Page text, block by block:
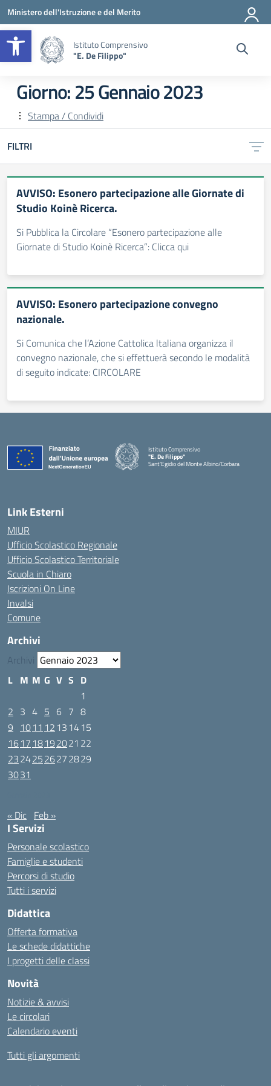
Apri la barra degli strumenti
Vai ai contenuti
Vai al menu di navigazione
Vai al footer
Ministero dell'Istruzione e del Merito
Istituto Comprensivo
"E. De Filippo"
Giorno:25 Gennaio 2023
Stampa / Condividi
FILTRI
AVVISO: Esonero partecipazione alle Giornate di
Studio Koinè Ricerca.
Si Pubblica la Circolare “Esonero partecipazione alle
Giornate di Studio Koinè Ricerca”: Clicca qui
AVVISO: Esonero partecipazione convegno
nazionale.
Si Comunica che l’Azione Cattolica ltaliana organizza il
convegno nazionale, che si effettuerà secondo le modalità
di seguito indicate: CIRCOLARE
Istituto Comprensivo
"E. De Filippo"
Sant'Egidio del Monte Albino/Corbara
Link Esterni
MIUR
Ufficio Scolastico Regionale
Ufficio Scolastico Territoriale
Scuola in Chiaro
Iscrizioni On Line
Invalsi
Comune
Archivi
Archivi
L M M G V S D
1
2 3 4 5 6 7 8
9 1011 12 13 1415
1617 18192021 22
23242526272829
3031
« Dic Feb »
I Servizi
Personale scolastico
Famiglie e studenti
Percorsi di studio
Tutti i servizi
Didattica
Offerta formativa
Le schede didattiche
I progetti delle classi
Novità
Notizie & avvisi
Le circolari
Calendario eventi
Tutti gli argomenti